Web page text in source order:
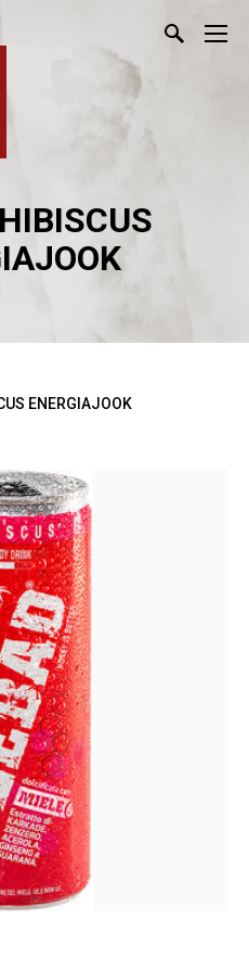
ENERGIAJOOK